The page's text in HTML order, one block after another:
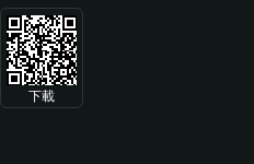
下載